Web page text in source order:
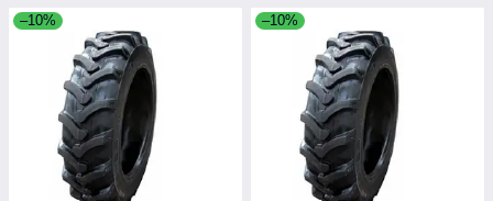
–10% –10%